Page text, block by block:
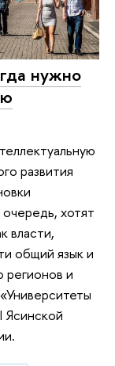
нужно
развития
хотят
власти,
общий язык и
регионов и
Ясинской